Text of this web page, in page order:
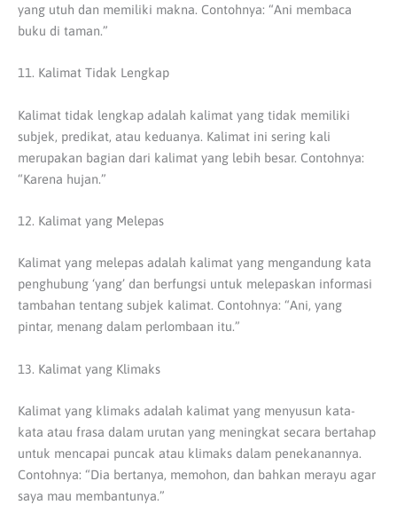
yang utuh dan memiliki makna. Contohnya: “Ani membaca
buku di taman.”
11. Kalimat Tidak Lengkap
Kalimat tidak lengkap adalah kalimat yang tidak memiliki
subjek, predikat, atau keduanya. Kalimat ini sering kali
merupakan bagian dari kalimat yang lebih besar. Contohnya:
“Karena hujan.”
12. Kalimat yang Melepas
Kalimat yang melepas adalah kalimat yang mengandung kata
penghubung ‘yang’ dan berfungsi untuk melepaskan informasi
tambahan tentang subjek kalimat. Contohnya: “Ani, yang
pintar, menang dalam perlombaan itu.”
13. Kalimat yang Klimaks
Kalimat yang klimaks adalah kalimat yang menyusun kata-
kata atau frasa dalam urutan yang meningkat secara bertahap
untuk mencapai puncak atau klimaks dalam penekanannya.
Contohnya: “Dia bertanya, memohon, dan bahkan merayu agar
saya mau membantunya.”